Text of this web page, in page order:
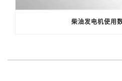
柴油发电机使用